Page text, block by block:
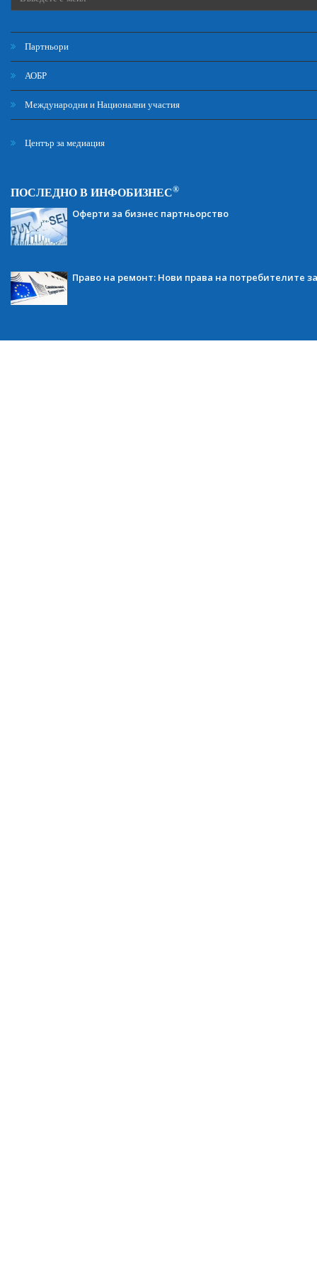
Партньори
АОБР
Международни и Национални участия
Център за медиация
ПОСЛЕДНО В ИНФОБИЗНЕС®
Оферти за бизнес партньорство
Право на ремонт: Нови права на потребителите